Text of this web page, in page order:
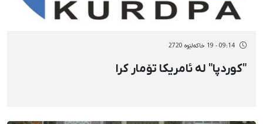
09:14 - 19 خاکەلێوه 2720
"کوردپا" لە ئامریکا تۆمار کرا